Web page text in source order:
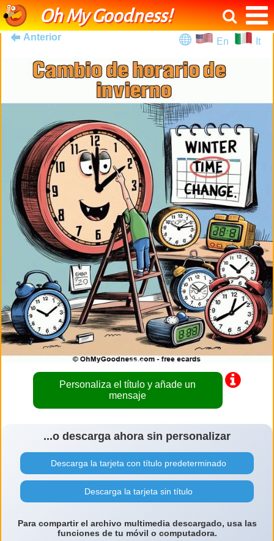
Oh My Goodness!
Anterior En It
Personaliza el título y añade un
mensaje
...o descarga ahora sin personalizar
Descarga la tarjeta con título predeterminado
Descarga la tarjeta sin título
Para compartir el archivo multimedia descargado, usa las
funciones de tu móvil o computadora.